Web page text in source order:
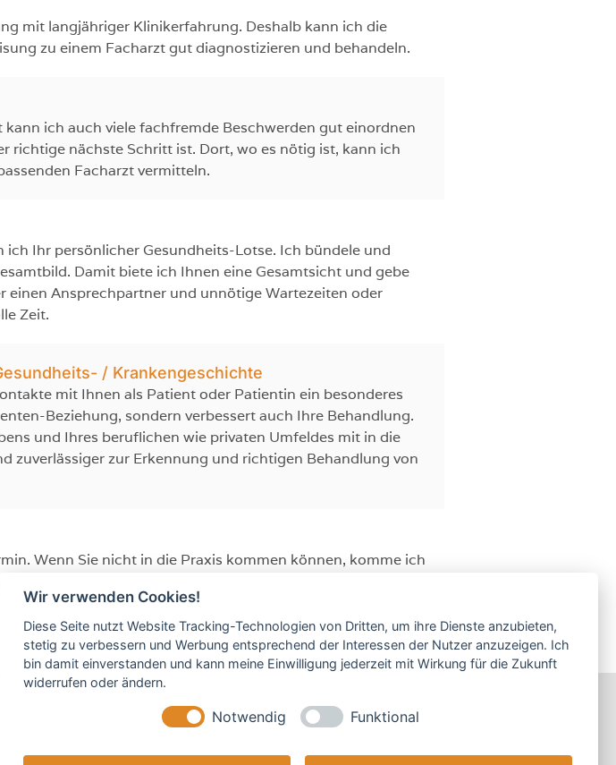
mit langjähriger Klinikerfahrung. Deshalb kann ich die
zu einem Facharzt gut diagnostizieren und behandeln.
ich auch viele fachfremde Beschwerden gut einordnen
richtige nächste Schritt ist. Dort, wo es nötig ist, kann ich
Facharzt vermitteln.
Ihr persönlicher Gesundheits-Lotse. Ich bündele und
Damit biete ich Ihnen eine Gesamtsicht und gebe
einen Ansprechpartner und unnötige Wartezeiten oder
Zeit.
/ Krankengeschichte
mit Ihnen als Patient oder Patientin ein besonderes
Beziehung, sondern verbessert auch Ihre Behandlung.
und Ihres beruflichen wie privaten Umfeldes mit in die
zuverlässiger zur Erkennung und richtigen Behandlung von
Wenn Sie nicht in die Praxis kommen können, komme ich
Wir verwenden Cookies!
Diese Seite nutzt Website Tracking-Technologien von Dritten, um ihre Dienste anzubieten,
stetig zu verbessern und Werbung entsprechend der Interessen der Nutzer anzuzeigen. Ich
bin damit einverstanden und kann meine Einwilligung jederzeit mit Wirkung für die Zukunft
widerrufen oder ändern.
Notwendig Funktional